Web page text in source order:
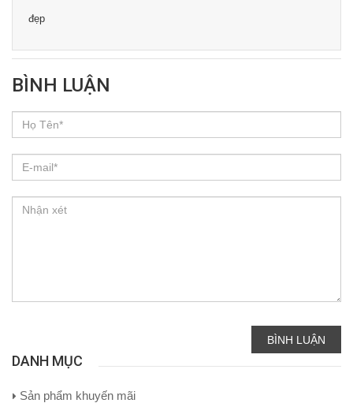
đẹp
BÌNH LUẬN
BÌNH LUẬN
DANH MỤC
Sản phẩm khuyến mãi